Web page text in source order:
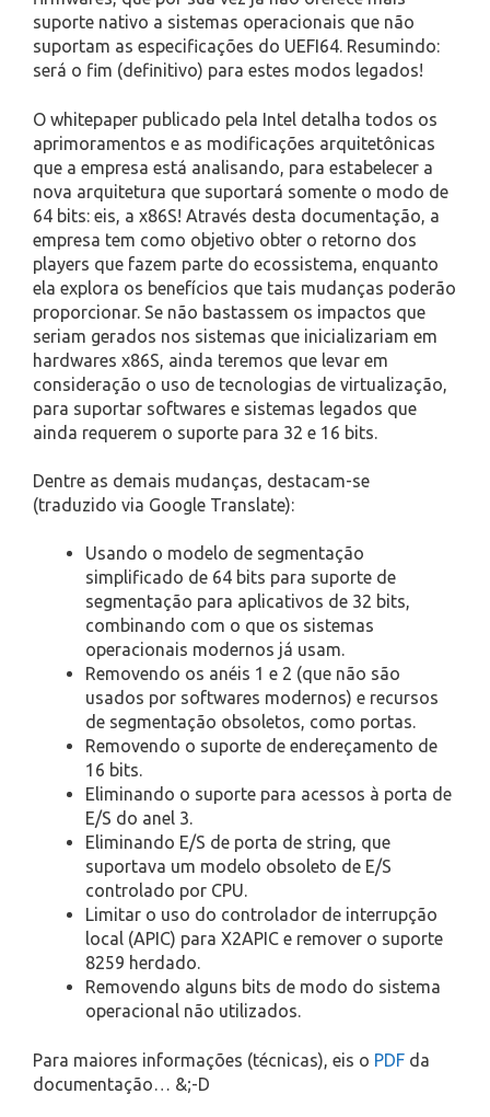
suporte nativo a sistemas operacionais que não
suportam as especificações do UEFI64. Resumindo:
será o fim (definitivo) para estes modos legados!
O whitepaper publicado pela Intel detalha todos os
aprimoramentos e as modificações arquitetônicas
que a empresa está analisando, para estabelecer a
nova arquitetura que suportará somente o modo de
64 bits: eis, a x86S! Através desta documentação, a
empresa tem como objetivo obter o retorno dos
players que fazem parte do ecossistema, enquanto
ela explora os benefícios que tais mudanças poderão
proporcionar. Se não bastassem os impactos que
seriam gerados nos sistemas que inicializariam em
hardwares x86S, ainda teremos que levar em
consideração o uso de tecnologias de virtualização,
para suportar softwares e sistemas legados que
ainda requerem o suporte para 32 e 16 bits.
Dentre as demais mudanças, destacam-se
(traduzido via Google Translate):
Usando o modelo de segmentação
simplificado de 64 bits para suporte de
segmentação para aplicativos de 32 bits,
combinando com o que os sistemas
operacionais modernos já usam.
Removendo os anéis 1 e 2 (que não são
usados por softwares modernos) e recursos
de segmentação obsoletos, como portas.
Removendo o suporte de endereçamento de
16 bits.
Eliminando o suporte para acessos à porta de
E/S do anel 3.
Eliminando E/S de porta de string, que
suportava um modelo obsoleto de E/S
controlado por CPU.
Limitar o uso do controlador de interrupção
local (APIC) para X2APIC e remover o suporte
8259 herdado.
Removendo alguns bits de modo do sistema
operacional não utilizados.
Para maiores informações (técnicas), eis o PDF da
documentação… &;-D